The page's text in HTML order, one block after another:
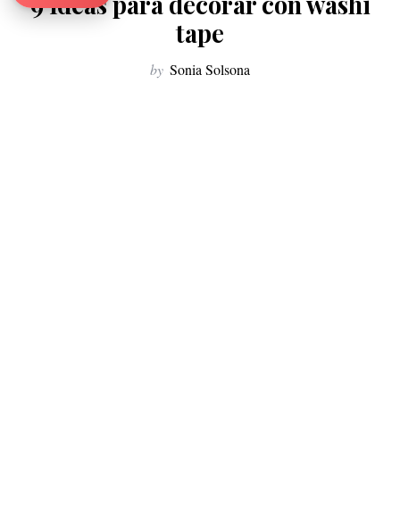
tape
by Sonia Solsona